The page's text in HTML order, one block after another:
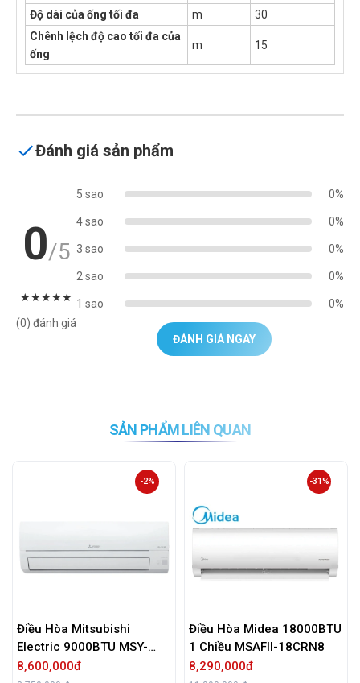
Độ dài của ống tối đa
m
30
Chênh lệch độ cao tối đa của
ống
m 15
Đánh giá sản phẩm
0/5
★★★★★
(0) đánh giá
5 sao 0%
4 sao 0%
3 sao 0%
2 sao 0%
1 sao 0%
ĐÁNH GIÁ NGAY
SẢN PHẨM LIÊN QUAN
MSY-
Điều Hòa Midea 18000BTU
1 Chiều MSAFII-18CRN8
Điều Hòa
24000BTU 2